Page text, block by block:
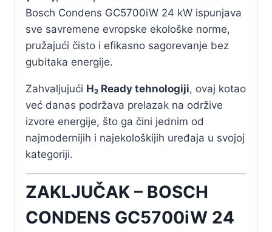
Bosch Condens GC5700iW 24 kW ispunjava
sve savremene evropske ekološke norme,
pružajući čisto i efikasno sagorevanje bez
gubitaka energije.
Zahvaljujući H₂ Ready tehnologiji, ovaj kotao
već danas podržava prelazak na održive
izvore energije, što ga čini jednim od
najmodernijih i najekološkijih uređaja u svojoj
kategoriji.
ZAKLJUČAK – BOSCH
CONDENS GC5700iW 24